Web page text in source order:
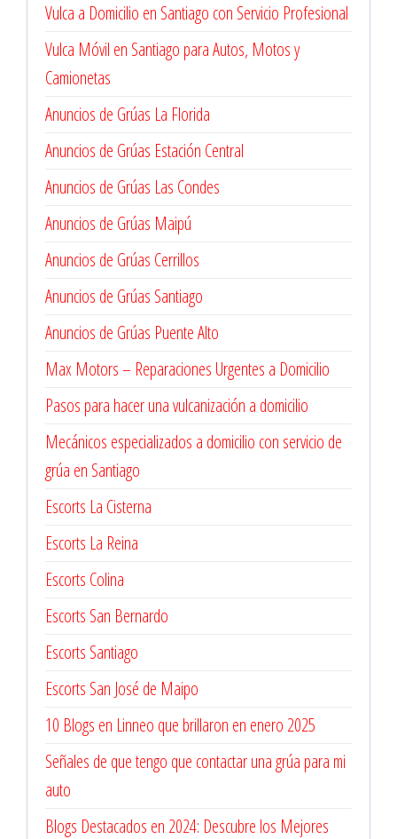
Vulca a Domicilio en Santiago con Servicio Profesional
Vulca Móvil en Santiago para Autos, Motos y
Camionetas
Anuncios de Grúas La Florida
Anuncios de Grúas Estación Central
Anuncios de Grúas Las Condes
Anuncios de Grúas Maipú
Anuncios de Grúas Cerrillos
Anuncios de Grúas Santiago
Anuncios de Grúas Puente Alto
Max Motors – Reparaciones Urgentes a Domicilio
Pasos para hacer una vulcanización a domicilio
Mecánicos especializados a domicilio con servicio de
grúa en Santiago
Escorts La Cisterna
Escorts La Reina
Escorts Colina
Escorts San Bernardo
Escorts Santiago
Escorts San José de Maipo
10 Blogs en Linneo que brillaron en enero 2025
Señales de que tengo que contactar una grúa para mi
auto
Blogs Destacados en 2024: Descubre los Mejores